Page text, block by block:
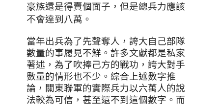
豪族還是得賣個面子，但是總兵力應該
不會達到八萬。
當年出兵為了先聲奪人，誇大自己部隊
數量的事履見不鮮。許多文獻都是私家
著述，為了吹捧己方的戰功，誇大對手
數量的情形也不少。綜合上述數字推
論，關東聯軍的實際兵力以六萬人的說
法較為可信，甚至還不到這個數字。而